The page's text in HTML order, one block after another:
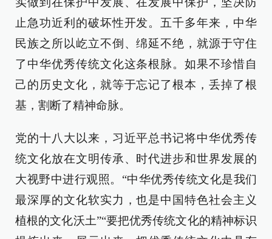
止急功近利的破坏性开发。五千多年来，中华
民族之所以屹立不倒、绵延不绝，就源于守住
了中华优秀传统文化这条根脉。如果不珍惜自
己的历史文化，就等于忘记了根本，丢掉了根
基，割断了精神命脉。
党的十八大以来，习近平总书记将中华优秀传
统文化放在文明传承、时代进步和世界发展的
大视野中进行观照。“中华优秀传统文化是我们
最深厚的文化软实力，也是中国特色社会主义
植根的文化沃土”“要把优秀传统文化的精神标识